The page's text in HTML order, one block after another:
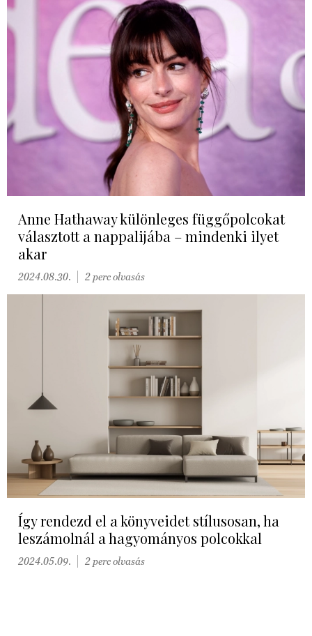
Anne Hathaway különleges függőpolcokat
választott a nappalijába – mindenki ilyet
akar
2024.08.30. 2 perc olvasás
Így rendezd el a könyveidet stílusosan, ha
leszámolnál a hagyományos polcokkal
2024.05.09. 2 perc olvasás